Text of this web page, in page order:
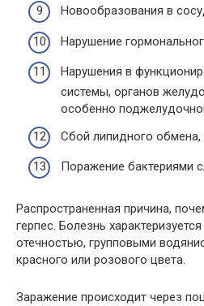
Новообразования в
Нарушение
Нарушения в
системы, органов
особенно
Сбой липидного обмена,
Поражение бактериями
Распространенная причина,
герпес. Болезнь
отечностью, групповыми
красного или розового цвета.
Заражение происходит через